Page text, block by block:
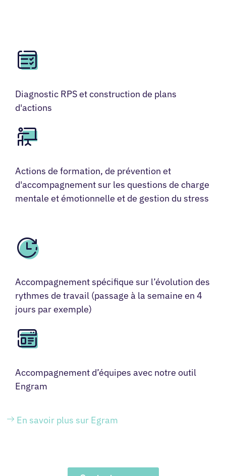
Diagnostic RPS et construction de plans
d'actions
Actions de formation, de prévention et
d'accompagnement sur les questions de charge
mentale et émotionnelle et de gestion du stress
Accompagnement spécifique sur l’évolution des
rythmes de travail (passage à la semaine en 4
jours par exemple)
Accompagnement d’équipes avec notre outil
Engram
En savoir plus sur Egram